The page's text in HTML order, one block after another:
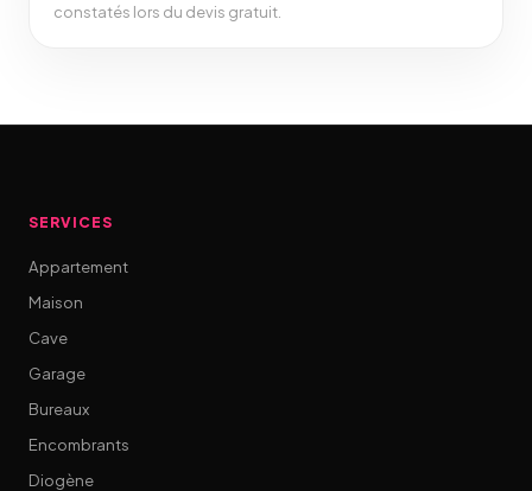
constatés lors du devis gratuit.
SERVICES
Appartement
Maison
Cave
Garage
Bureaux
Encombrants
Diogène